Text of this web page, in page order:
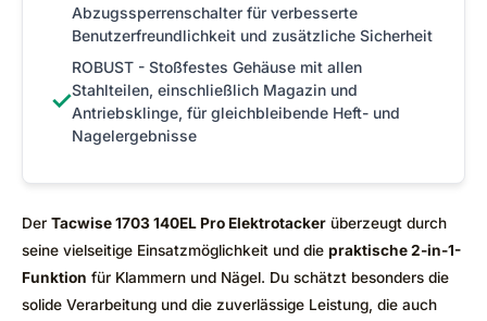
Abzugssperrenschalter für verbesserte
Benutzerfreundlichkeit und zusätzliche Sicherheit
✓
ROBUST - Stoßfestes Gehäuse mit allen
Stahlteilen, einschließlich Magazin und
Antriebsklinge, für gleichbleibende Heft- und
Nagelergebnisse
Der Tacwise 1703 140EL Pro Elektrotacker überzeugt durch
seine vielseitige Einsatzmöglichkeit und die praktische 2-in-1-
Funktion für Klammern und Nägel. Du schätzt besonders die
solide Verarbeitung und die zuverlässige Leistung, die auch